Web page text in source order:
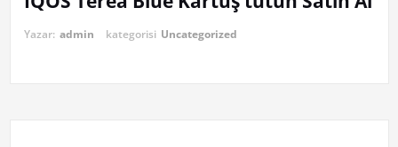
Yazar: admin kategorisi Uncategorized